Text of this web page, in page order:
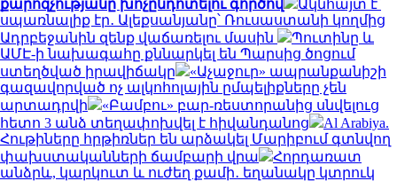
քարոզչությանը խոչընդոտելու գործով
Ակնհայտ է՝
սպառնալիք էր․ Ալեքսանյանը՝ Ռուսաստանի կողմից
Ադրբեջանին զենք վաճառելու մասին
Պուտինը և
ԱՄԷ-ի նախագահը քննարկել են Պարսից ծոցում
ստեղծված իրավիճակը
«Աչաջուր» ապրանքանիշի
գազավորված ոչ ալկոհոլային ըմպելիքները չեն
արտադրվի
«Բամբու» բար-ռեստորանից սնվելուց
հետո 3 անձ տեղափոխվել է հիվանդանոց
Al Arabiya.
Հութիները հրթիռներ են արձակել Մարիբում գտնվող
փախստականների ճամբարի վրա
Հորդառատ
անձրև, կարկուտ և ուժեղ քամի․ եղանակը կտրուկ